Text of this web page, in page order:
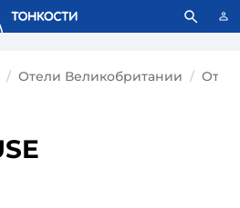
файлы. Что это значит?
Отели Великобритании